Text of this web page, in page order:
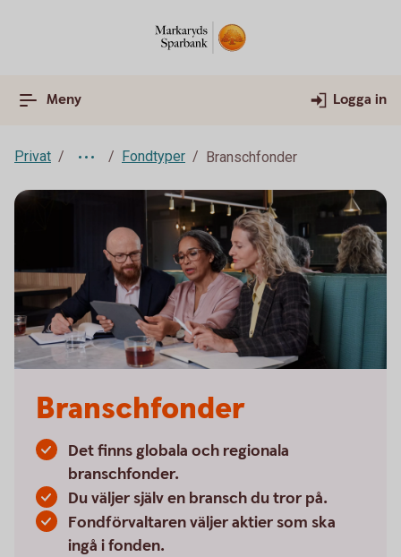
Meny Logga in
Privat Fondtyper Branschfonder
Branschfonder
Det finns globala och regionala
branschfonder.
Du väljer själv en bransch du tror på.
Fondförvaltaren väljer aktier som ska
ingå i fonden.